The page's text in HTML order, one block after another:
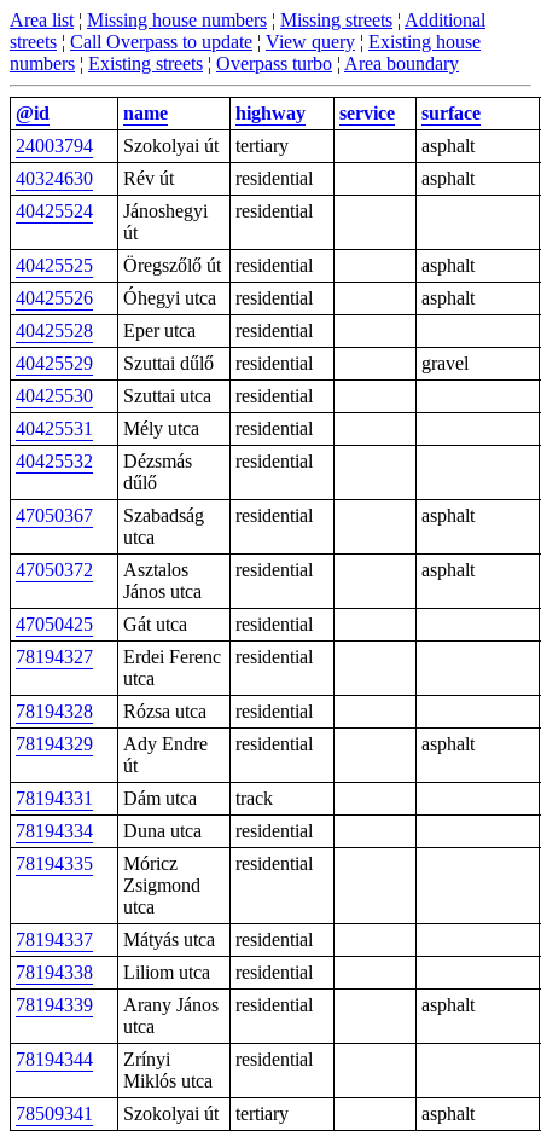
Area list ¦ Missing house numbers ¦ Missing streets ¦ Additional
streets ¦ Call Overpass to update ¦ View query ¦ Existing house
numbers ¦ Existing streets ¦ Overpass turbo ¦ Area boundary
@id name highway service
surface
24003794
Szokolyai út tertiary
asphalt
40324630
Rév út residential
asphalt
40425524
Jánoshegyi
út
residential
40425525 Öregszőlő út residential
asphalt
40425526
Óhegyi utca residential
asphalt
40425528
Eper utca
residential
40425529
Szuttai dűlő residential
gravel
40425530
Szuttai utca
residential
40425531
Mély utca
residential
40425532
Dézsmás
dűlő
residential
47050367
Szabadság
utca
residential asphalt
47050372
Asztalos
János utca
residential asphalt
47050425 Gát utca
residential
78194327
Erdei Ferenc
utca
residential
78194328 Rózsa utca
residential
78194329
Ady Endre
út
residential asphalt
78194331 Dám utca
track
78194334
Duna utca
residential
78194335
Móricz
Zsigmond
utca
residential
78194337 Mátyás utca
residential
78194338
Liliom utca
residential
78194339
Arany János
utca
residential asphalt
78194344
Zrínyi
Miklós utca
residential
78509341 Szokolyai út tertiary
asphalt